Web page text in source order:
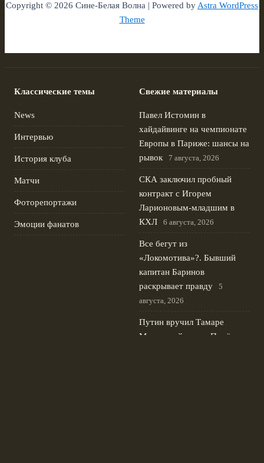
Copyright © 2026 Сине-Белая Волна | Powered byAstra WordPress
Theme
Классические темы
News
Интервью
История клуба
Матчи
Фоторепортажи
Эмоции фанатов
Свежие материалы
Павел Истомин в
хайдайвинге на чемпионате
Европы в Париже: шансы на
рывок
7 августа, 2026
СКА заключил пробный
контракт с Игорем
Ларионовым‑младшим в
КХЛ
6 августа, 2026
Все бегут из
«Локомотива»?. Бывший
капитан Баринов
раскрывает правду
5
августа, 2026
Путин вручил Тамаре
Москвиной орден Почёта за